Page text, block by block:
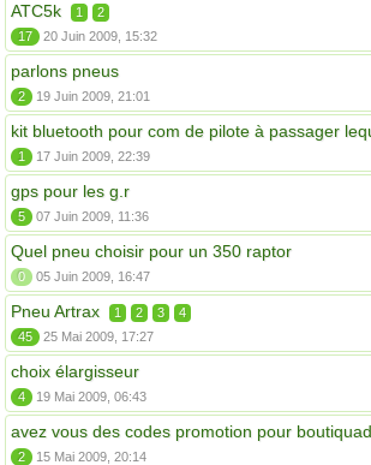
ATC5k 1
2
17
20 Juin 2009, 15:32
parlons pneus
2 19 Juin 2009, 21:01
kit bluetooth pour com de pilote à passager
1 17 Juin 2009, 22:39
gps pour les g.r
5 07 Juin 2009, 11:36
Quel pneu choisir pour un 350 raptor
0 05 Juin 2009, 16:47
Pneu Artrax 1 2 3
4
45
25 Mai 2009, 17:27
choix élargisseur
4 19 Mai 2009, 06:43
avez vous des codes promotion pour
2 15 Mai 2009, 20:14